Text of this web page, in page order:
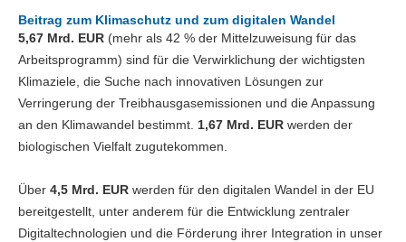
Beitrag zum Klimaschutz und zum digitalen Wandel
5,67 Mrd. EUR (mehr als 42 % der Mittelzuweisung für das
Arbeitsprogramm) sind für die Verwirklichung der wichtigsten
Klimaziele, die Suche nach innovativen Lösungen zur
Verringerung der Treibhausgasemissionen und die Anpassung
an den Klimawandel bestimmt. 1,67 Mrd. EUR werden der
biologischen Vielfalt zugutekommen.
Über 4,5 Mrd. EUR werden für den digitalen Wandel in der EU
bereitgestellt, unter anderem für die Entwicklung zentraler
Digitaltechnologien und die Förderung ihrer Integration in unser